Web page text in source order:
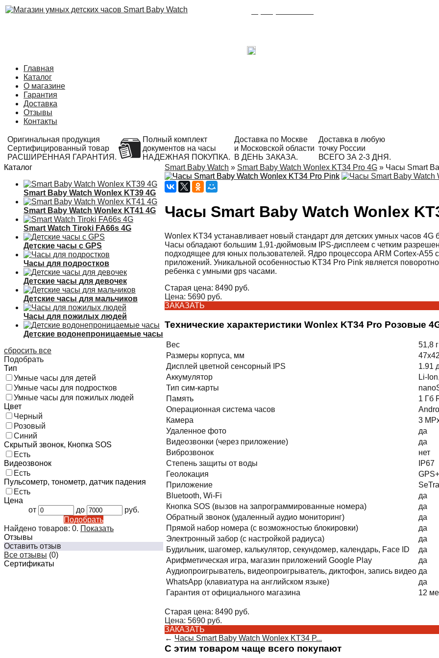
Главная
Каталог
О магазине
Гарантия
Доставка
Отзывы
Контакты
Оригинальная продукция
Сертифицированный товар
РАСШИРЕННАЯ ГАРАНТИЯ.
Полный комплект
документов на часы
НАДЕЖНАЯ ПОКУПКА.
Доставка по Москве
и Московской области
В ДЕНЬ ЗАКАЗА.
Доставка в любую
точку России
ВСЕГО ЗА 2-3 ДНЯ.
Каталог
Smart Baby Watch Wonlex KT39 4G
Smart Baby Watch Wonlex KT41 4G
Smart Watch Tiroki FA66s 4G
Детские часы с GPS
Часы для подростков
Детские часы для девочек
Детские часы для мальчиков
Часы для пожилых людей
Детские водонепроницаемые часы
сбросить все
Подобрать
Тип
Умные часы для детей
Умные часы для подростков
Умные часы для пожилых людей
Цвет
Черный
Розовый
Синий
Скрытый звонок, Кнопка SOS
Есть
Видеозвонок
Есть
Пульсометр, тонометр, датчик падения
Есть
Цена
от
до
руб.
Подобрать
Найдено товаров: 0. Показать
Отзывы
Оставить отзыв
Все отзывы (0)
Сертификаты
Smart Baby Watch » Smart Baby Watch Wonlex KT34 Pro 4G » Часы Smart
Часы Smart Baby Watch Wonlex
Wonlex KT34 устанавливает новый стандарт для детских умных часов
Часы обладают большим 1,91-дюймовым IPS-дисплеем с четким
подходящее для юных пользователей. Ядро процессора ARM Cortex-A55
приложений. Уникальной особенностью KT34 Pro Pink является
ребенка с умными gps часами.
Старая цена: 8490 руб.
Цена: 5690 руб.
ЗАКАЗАТЬ
Технические характеристики Wonlex KT34 Pro Розовые
Вес
51,8
Размеры корпуса, мм
Дисплей цветной сенсорный IPS
1.91
Аккумулятор
Li-
Тип сим-карты
Память
1 Гб
Операционная система часов
Камера
3
Удаленное фото
да
Видеозвонки (через приложение)
да
Виброзвонок
нет
Степень защиты от воды
IP67
Геолокация
Приложение
Bluetooth, Wi-Fi
да
Кнопка SOS (вызов на запрограммированные номера)
да
Обратный звонок (удаленный аудио мониторинг)
да
Прямой набор номера (с возможностью блокировки)
да
Электронный забор (с настройкой радиуса)
да
Будильник, шагомер, калькулятор, секундомер, календарь, Face ID
да
Арифметическая игра, магазин приложений Google Play
да
Аудиопроигрыватель, видеопроигрыватель, диктофон, запись видео да
WhatsApp (клавиатура на английском языке)
да
Гарантия от официального магазина
12
Старая цена: 8490 руб.
Цена: 5690 руб.
ЗАКАЗАТЬ
← Часы Smart Baby Watch Wonlex KT34 P...
С этим товаром чаще всего покупают